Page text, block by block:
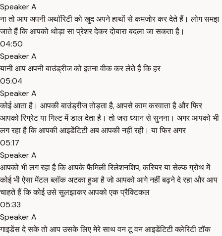
Speaker A
ना तो आप अपनी अथॉरिटी को खुद अपने हाथों से कमजोर कर देते हैं। लोग समझ
जाते हैं कि आपको थोड़ा सा प्रेशर देकर दोबारा बदला जा सकता है।
04:50
Speaker A
यानी आप अपनी बाउंड्रीज को इतना वीक कर लेते हैं कि हर
05:04
Speaker A
कोई आता है। आपकी बाउंड्रीज तोड़ता है, आपसे काम करवाता है और फिर
आपको रिग्रेट या गिल्ट में डाल देता है। तो जरा ध्यान से सुनना। अगर आपको भी
लग रहा है कि आपकी आइडेंटिटी अब आपकी नहीं रही। या फिर अगर
05:17
Speaker A
आपको भी लग रहा है कि आपके फैमिली रिलेशनशिप, करियर या सेल्फ ग्रोथ में
कोई भी ऐसा मेंटल ब्लॉक अटका हुआ है जो आपको आगे नहीं बढ़ने दे रहा और आप
चाहते हैं कि कोई उसे सुलझाकर आपको एक प्रैक्टिकल
05:33
Speaker A
गाइडेंस दे सके तो आप उसके लिए मेरे साथ वन टू वन आइडेंटिटी क्लेरिटी टॉक